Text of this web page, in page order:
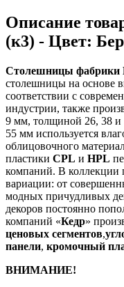
Описание
(к3) - Цвет:
Столешницы фабрики
столешницы на основе
соответствии с
индустрии, также
9 мм, толщиной 26, 38
55 мм используется
облицовочного
пластики CPL и HPL
компаний. В коллекции
вариации: от
модных причудливых
декоров постоянно
компаний «Кедр»
ценовых сегментов,
панели, кромочный
ВНИМАНИЕ!